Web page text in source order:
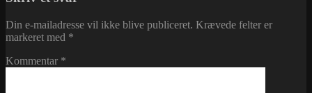
Din e-mailadresse vil ikke blive publiceret. Krævede felter er
markeret med *
Kommentar *